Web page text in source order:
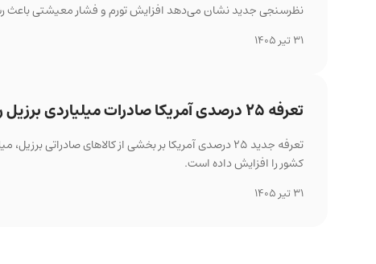
نظرسنجی جدید نشان می‌دهد افزایش تورم و فشار معیشتی باعث
31 تیر 1405
تعرفه ۲۵ درصدی آمریکا صادرات میلیاردی برزیل را هدف گرفت
تعرفه جدید ۲۵ درصدی آمریکا بر بخشی از کالاهای صادراتی
کشور را افزایش داده است.
31 تیر 1405